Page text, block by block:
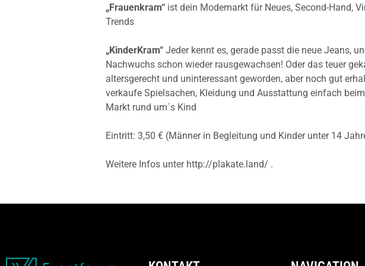
„Frauenkram“ ist dein Modemarkt für Neues, Second-Hand,
Trends
„KinderKram“ Jeder kennt es, gerade passt die neue Jeans,
Nachwuchs schon wieder rausgewachsen! Oder das teuer
altersgerecht und uninteressant geworden, aber noch gut
verkaufe Spielsachen, Kleidung und Ausstattung einfach beim
Markt rund um´s Kind
Eintritt: 3,50 € (Männer in Begleitung und Kinder unter 14
Weitere Infos unter http://plakate.land/ .